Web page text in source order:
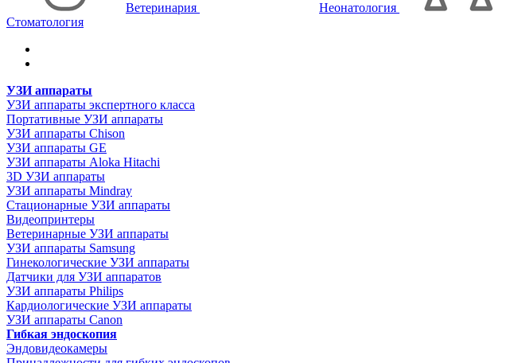
Ветеринария Неонатология
Стоматология
УЗИ аппараты
УЗИ аппараты экспертного класса
Портативные УЗИ аппараты
УЗИ аппараты Chison
УЗИ аппараты GE
УЗИ аппараты Aloka Hitachi
3D УЗИ аппараты
УЗИ аппараты Mindray
Стационарные УЗИ аппараты
Видеопринтеры
Ветеринарные УЗИ аппараты
УЗИ аппараты Samsung
Гинекологические УЗИ аппараты
Датчики для УЗИ аппаратов
УЗИ аппараты Philips
Кардиологические УЗИ аппараты
УЗИ аппараты Canon
Гибкая эндоскопия
Эндовидеокамеры